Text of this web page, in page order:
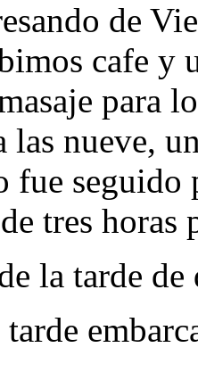
de
cafe y
para
las nueve,
fue seguido
tres horas
la tarde